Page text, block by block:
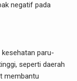
negatif pada
paru-
seperti daerah
membantu